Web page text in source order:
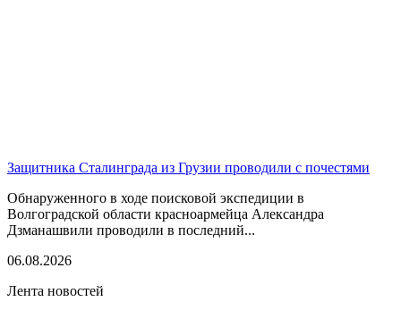
Защитника Сталинграда из Грузии проводили с почестями
Обнаруженного в ходе поисковой экспедиции в
Волгоградской области красноармейца Александра
Дзманашвили проводили в последний...
06.08.2026
Лента новостей